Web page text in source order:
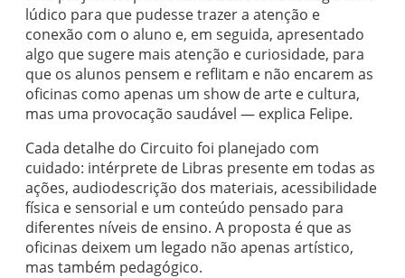
lúdico para que pudesse trazer a atenção e
conexão com o aluno e, em seguida, apresentado
algo que sugere mais atenção e curiosidade, para
que os alunos pensem e reflitam e não encarem as
oficinas como apenas um show de arte e cultura,
mas uma provocação saudável — explica Felipe.
Cada detalhe do Circuito foi planejado com
cuidado: intérprete de Libras presente em todas as
ações, audiodescrição dos materiais, acessibilidade
física e sensorial e um conteúdo pensado para
diferentes níveis de ensino. A proposta é que as
oficinas deixem um legado não apenas artístico,
mas também pedagógico.